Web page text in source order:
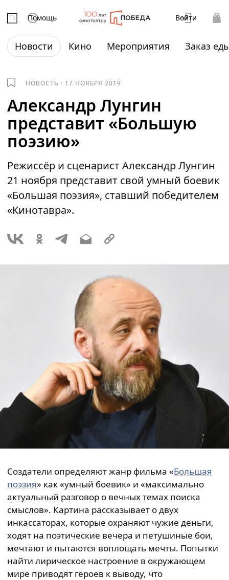
Помощь Войти
Новости Кино Мероприятия Заказ
НОВОСТЬ · 17 НОЯБРЯ 2019
Александр Лунгин
представит «Большую
поэзию»
Режиссёр и сценарист Александр Лунгин
21 ноября представит свой умный боевик
«Большая поэзия», ставший победителем
«Кинотавра».
Создатели определяют жанр фильма «Большая
поэзия» как «умный боевик» и «максимально
актуальный разговор о вечных темах поиска
смыслов». Картина рассказывает о двух
инкассаторах, которые охраняют чужие деньги,
ходят на поэтические вечера и петушиные бои,
мечтают и пытаются воплощать мечты. Попытки
найти лирическое настроение в окружающем
мире приводят героев к выводу, что